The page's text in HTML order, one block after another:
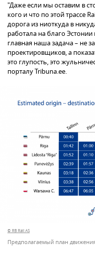
"Даже если мы оставим в
кого и что по этой трассе
дорога из ниоткуда в
работала на благо
главная наша задача – не
проектировщиков, а
это глупость, это
порталу Tribuna.ee.
© RB Rail AS
Предполагаемый план